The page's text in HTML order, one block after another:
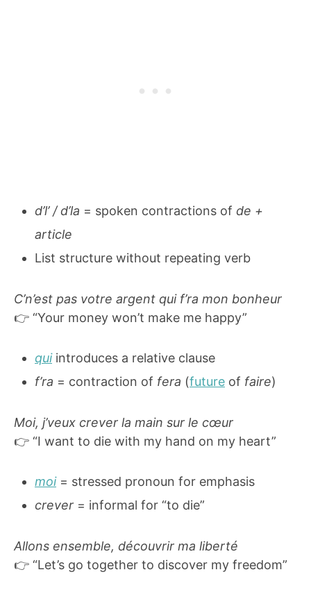
d’l’ / d’la = spoken contractions of de +
article
List structure without repeating verb
C’n’est pas votre argent qui f’ra mon bonheur
👉 “Your money won’t make me happy”
quiintroduces a relative clause
f’ra = contraction of fera (future of faire)
Moi, j’veux crever la main sur le cœur
👉 “I want to die with my hand on my heart”
moi= stressed pronoun for emphasis
crever = informal for “to die”
Allons ensemble, découvrir ma liberté
👉 “Let’s go together to discover my freedom”